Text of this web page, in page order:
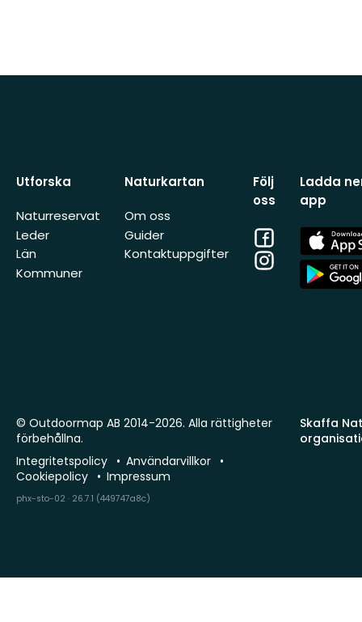
Utforska
Naturreservat
Leder
Län
Kommuner
Naturkartan
Om oss
Guider
Kontaktuppgifter
Följ
oss
Facebook
Instagram
Ladda
app
App
Store
App
Store
Skaffa
© Outdoormap AB 2014-2026. Alla rättigheter
förbehållna.
Integritetspolicy
Användarvillkor
Cookiepolicy
Impressum
phx-sto-02 · 26.7.1 (449747a8c)